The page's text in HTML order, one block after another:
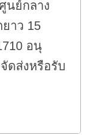
นย์กลาง
าว 15
อนุ
ดส่งหรือรับ